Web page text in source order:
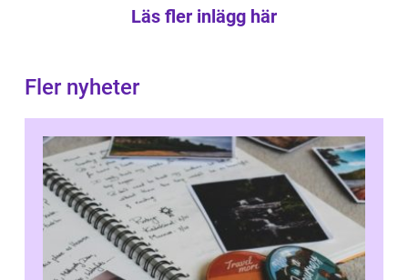
Läs fler inlägg här
Fler nyheter